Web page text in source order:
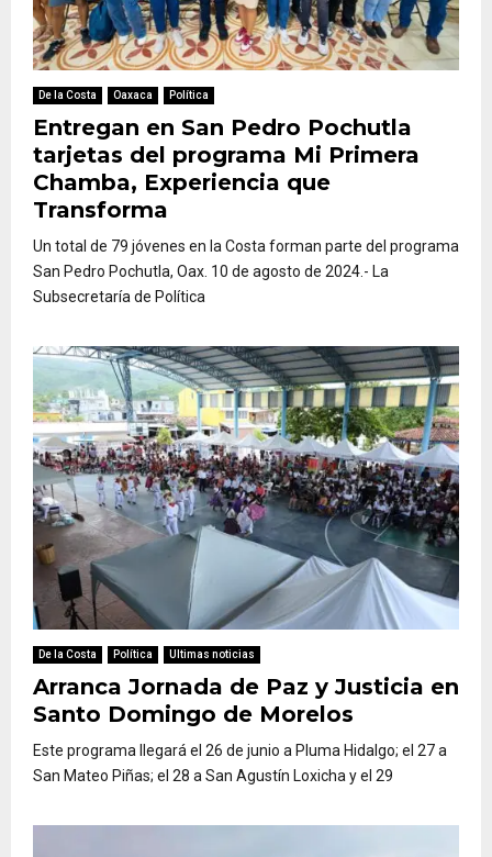
De la Costa Oaxaca Política
Entregan en San Pedro Pochutla
tarjetas del programa Mi Primera
Chamba, Experiencia que
Transforma
Un total de 79 jóvenes en la Costa forman parte del programa
San Pedro Pochutla, Oax. 10 de agosto de 2024.- La
Subsecretaría de Política
De la Costa Política Ultimas noticias
Arranca Jornada de Paz y Justicia en
Santo Domingo de Morelos
Este programa llegará el 26 de junio a Pluma Hidalgo; el 27 a
San Mateo Piñas; el 28 a San Agustín Loxicha y el 29